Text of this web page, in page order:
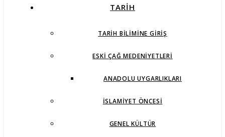
TARİH
TARIH BILIMINE GIRIŞ
ESKI ÇAĞ MEDENIYETLERI
ANADOLU UYGARLIKLARI
İSLAMIYET ÖNCESI
GENEL KÜLTÜR